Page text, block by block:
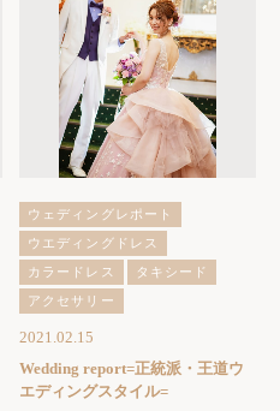
ウェディングレポート
ウエディングドレス
カラードレス
タキシード
アクセサリー
2021.02.15
Wedding report=正統派・王道ウ
エディングスタイル=